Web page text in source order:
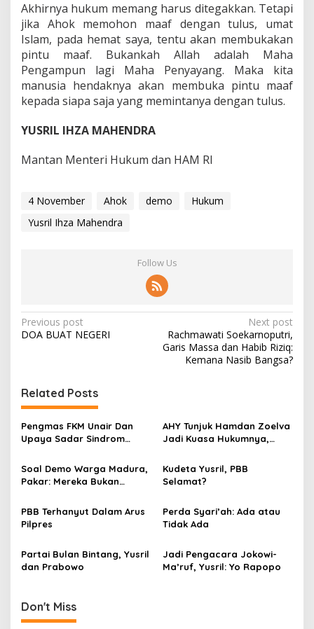
Akhirnya hukum memang harus ditegakkan. Tetapi
jika Ahok memohon maaf dengan tulus, umat
Islam, pada hemat saya, tentu akan membukakan
pintu maaf. Bukankah Allah adalah Maha
Pengampun lagi Maha Penyayang. Maka kita
manusia hendaknya akan membuka pintu maaf
kepada siapa saja yang memintanya dengan tulus.
YUSRIL IHZA MAHENDRA
Mantan Menteri Hukum dan HAM RI
4 November Ahok demo
Hukum
Yusril Ihza Mahendra
Follow Us
P
o
t
n
a
v
i
g
t
o
Previous post
DOA BUAT NEGERI
Next post
Rachmawati Soekarnoputri,
Garis Massa dan Habib Riziq:
Kemana Nasib Bangsa?
Related Posts
Pengmas FKM Unair Dan
Upaya Sadar Sindrom
AHY Tunjuk Hamdan Zoelva
Jadi Kuasa Hukumnya,
Jeruk!
Soal Demo Warga Madura,
Pakar: Mereka Bukan
Cara Dilakukannya
Penyekatan!
Kudeta Yusril, PBB
Selamat?
PBB Terhanyut Dalam Arus
Pilpres
Perda Syari’ah: Ada atau
Tidak Ada
Partai Bulan Bintang, Yusril
dan Prabowo
Jadi Pengacara Jokowi-
Ma’ruf, Yusril: Yo Rapopo
Don't Miss